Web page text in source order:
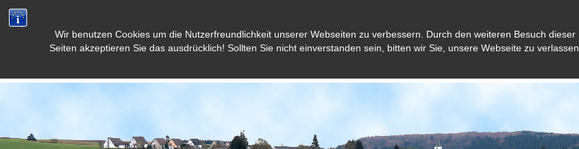
Wir benutzen Cookies um die Nutzerfreundlichkeit unserer Webseiten zu verbessern. Durch den weiteren Besuch dieser
Seiten akzeptieren Sie das ausdrücklich! Sollten Sie nicht einverstanden sein, bitten wir Sie, unsere Webseite zu verlassen.
Weidenbach/Eifel Aktuelles Gemeinde Bürger